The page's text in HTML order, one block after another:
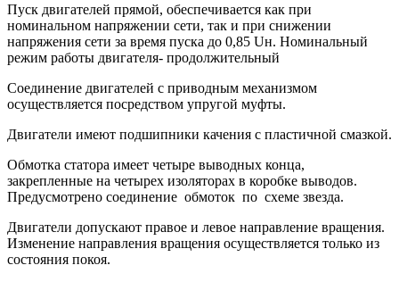
Пуск двигателей прямой, обеспечивается как при
номинальном напряжении сети, так и при снижении
напряжения сети за время пуска до 0,85 Uн. Номинальный
режим работы двигателя- продолжительный
Соединение двигателей с приводным механизмом
осуществляется посредством упругой муфты.
Двигатели имеют подшипники качения с пластичной смазкой.
Обмотка статора имеет четыре выводных конца,
закрепленные на четырех изоляторах в коробке выводов.
Предусмотрено соединение обмоток по схеме звезда.
Двигатели допускают правое и левое направление вращения.
Изменение направления вращения осуществляется только из
состояния покоя.